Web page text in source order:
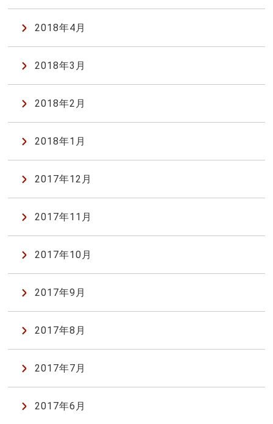
2018年4月
2018年3月
2018年2月
2018年1月
2017年12月
2017年11月
2017年10月
2017年9月
2017年8月
2017年7月
2017年6月